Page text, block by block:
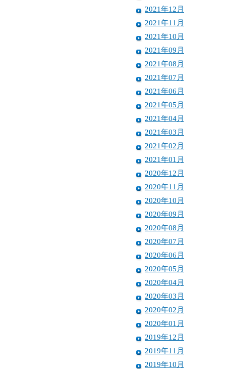
2021年12月
2021年11月
2021年10月
2021年09月
2021年08月
2021年07月
2021年06月
2021年05月
2021年04月
2021年03月
2021年02月
2021年01月
2020年12月
2020年11月
2020年10月
2020年09月
2020年08月
2020年07月
2020年06月
2020年05月
2020年04月
2020年03月
2020年02月
2020年01月
2019年12月
2019年11月
2019年10月